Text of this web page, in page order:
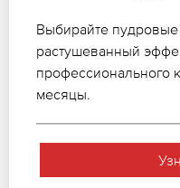
Выбирайте
растушеванный
профессионального
месяцы.